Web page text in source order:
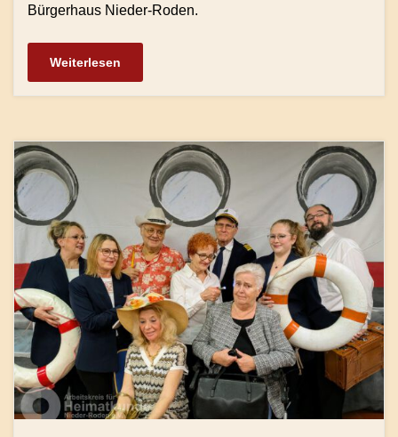
Bürgerhaus Nieder-Roden.
Weiterlesen